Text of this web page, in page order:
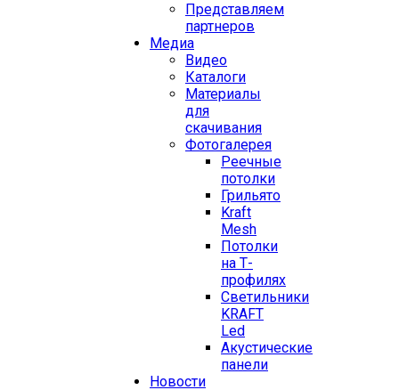
Представляем
партнеров
Медиа
Видео
Каталоги
Материалы
для
скачивания
Фотогалерея
Реечные
потолки
Грильято
Kraft
Mesh
Потолки
на Т-
профилях
Свeтильники
KRAFT
Led
Акустические
панели
Новости